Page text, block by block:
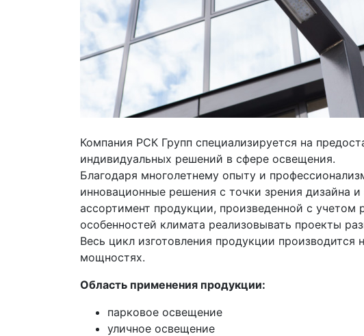
Компания РСК Групп специализируется на
индивидуальных решений в сфере освещения.
Благодаря многолетнему опыту и
инновационные решения с точки зрения дизайна
ассортимент продукции, произведенной с учетом
особенностей климата реализовывать проекты
Весь цикл изготовления продукции
мощностях.
Область применения продукции:
парковое освещение
уличное освещение